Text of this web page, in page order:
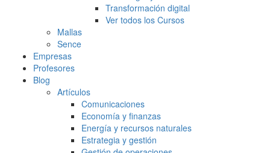
Transformación digital
Ver todos los Cursos
Mallas
Sence
Empresas
Profesores
Blog
Artículos
Comunicaciones
Economía y finanzas
Energía y recursos naturales
Estrategia y gestión